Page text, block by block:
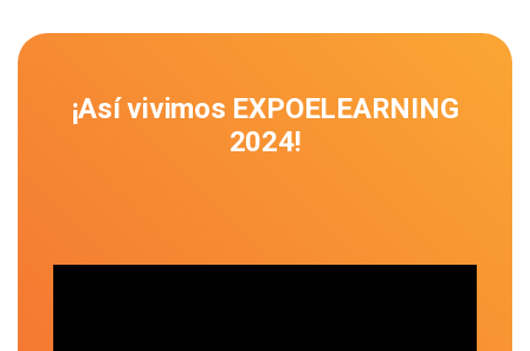
¡Así vivimos EXPOELEARNING
2024!